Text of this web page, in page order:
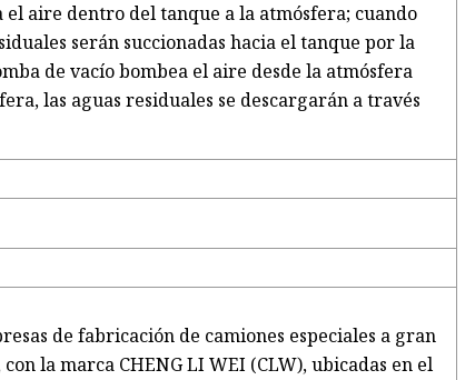
el aire dentro del tanque a la atmósfera; cuando
serán succionadas hacia el tanque por la
de vacío bombea el aire desde la atmósfera
las aguas residuales se descargarán a través
de fabricación de camiones especiales a gran
la marca CHENG LI WEI (CLW), ubicadas en el